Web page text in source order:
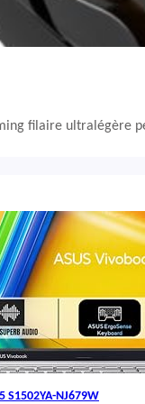
filaire ultralégère
S1502YA-NJ679W